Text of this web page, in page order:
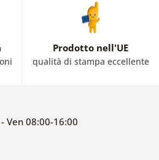
Prodotto nell'UE
qualità di stampa eccellente
Ven 08:00-16:00